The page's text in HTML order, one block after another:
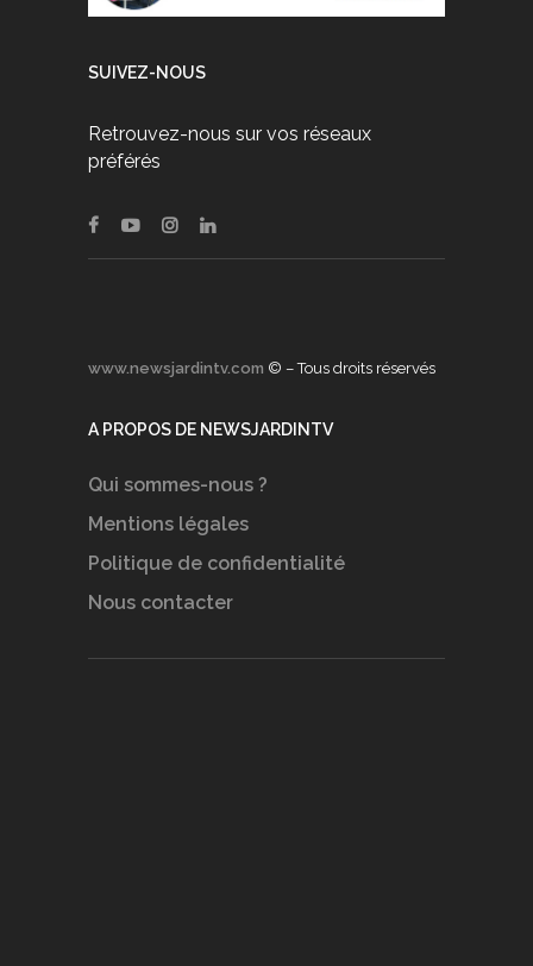
SUIVEZ-NOUS
Retrouvez-nous sur vos réseaux
préférés
www.newsjardintv.com © – Tous droits réservés
A PROPOS DE NEWSJARDINTV
Qui sommes-nous ?
Mentions légales
Politique de confidentialité
Nous contacter